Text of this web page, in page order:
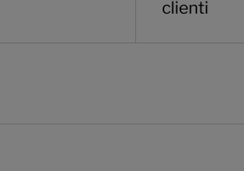
clienti